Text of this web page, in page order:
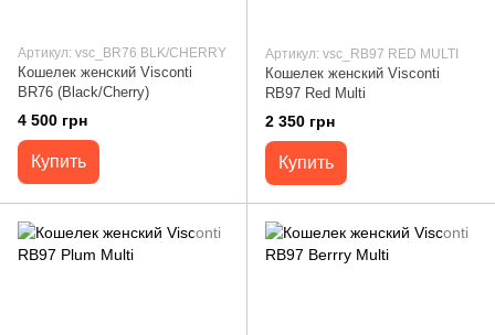
Артикул: vsc_BR76 BLK/CHERRY
Кошелек женский Visconti
BR76 (Black/Cherry)
4 500 грн
Купить
Артикул: vsc_RB97 RED MULTI
Кошелек женский Visconti
RB97 Red Multi
2 350 грн
Купить